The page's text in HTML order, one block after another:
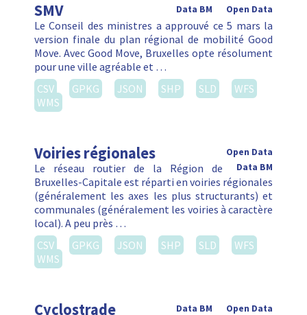
SMV Open Data
Data BM
Le Conseil des ministres a approuvé ce 5 mars la
version finale du plan régional de mobilité Good
Move. Avec Good Move, Bruxelles opte résolument
pour une ville agréable et …
CSV
GPKG JSON SHP SLD
WFS
WMS
Voiries régionales
Open Data
Data BM
Le réseau routier de la Région de
Bruxelles-Capitale est réparti en voiries régionales
(généralement les axes les plus structurants) et
communales (généralement les voiries à caractère
local). A peu près …
CSV
GPKG JSON SHP SLD
WFS
WMS
Cyclostrade Open Data
Data BM